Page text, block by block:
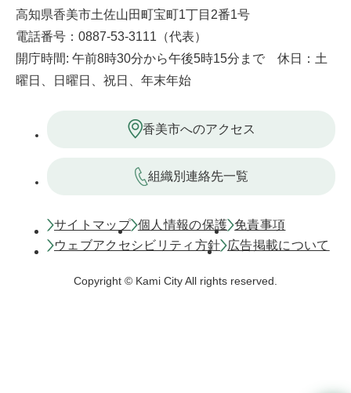
高知県香美市土佐山田町宝町1丁目2番1号
電話番号：0887-53-3111（代表）
開庁時間: 午前8時30分から午後5時15分まで 休日：土
曜日、日曜日、祝日、年末年始
香美市へのアクセス
組織別連絡先一覧
サイトマップ 個人情報の保護 免責事項
ウェブアクセシビリティ方針
広告掲載について
Copyright © Kami City All rights reserved.